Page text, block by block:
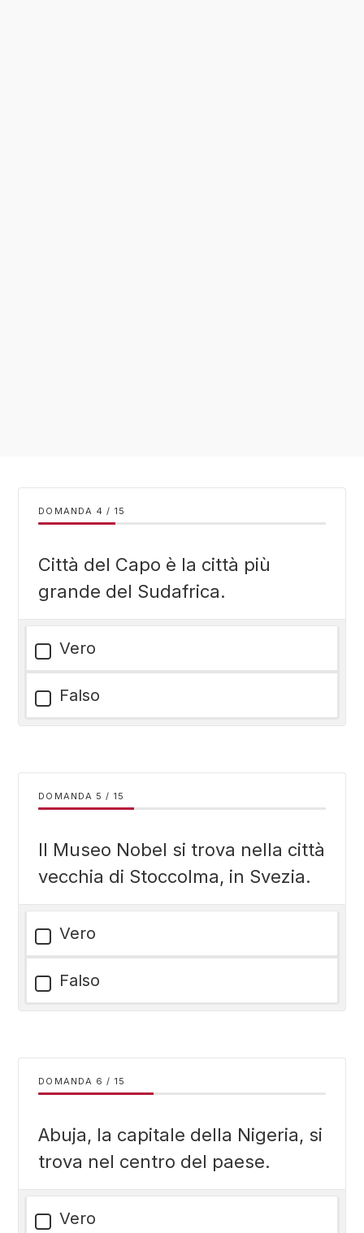
DOMANDA / 15
Città del Capo è la città più
grande del Sudafrica.
Vero
Falso
DOMANDA / 15
Il Museo Nobel si trova nella città
vecchia di Stoccolma, in Svezia.
Vero
Falso
DOMANDA / 15
Abuja, la capitale della Nigeria, si
trova nel centro del paese.
Vero